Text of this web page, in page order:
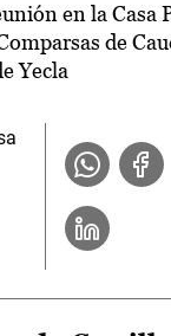
en la Casa
de
Yecla